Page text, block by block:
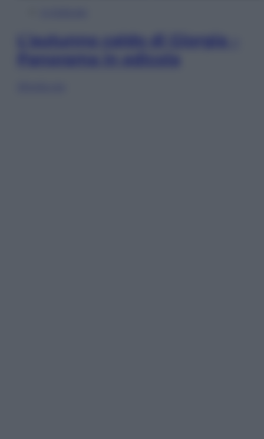
L’autunno caldo di Giorgia –